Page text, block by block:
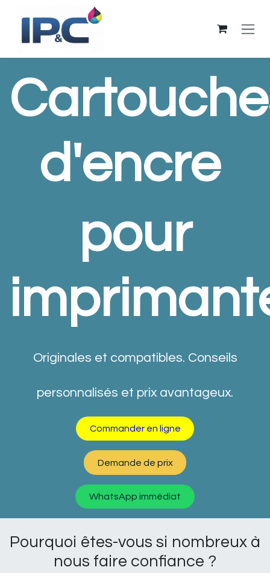
Se rendre au contenu
d'encre
pour
Originales et compatibles. Conseils
personnalisés et prix avantageux.
Commander en ligne
Dema​​​​​​​​n​​​​de de prix
WhatsApp​​​​ immédiat
Pourquoi êtes-vous si nombreux à
nous faire confiance ?